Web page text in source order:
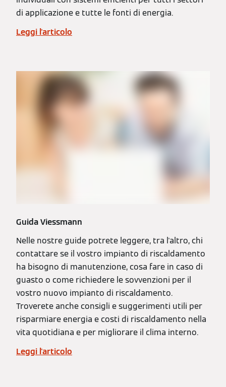
di applicazione e tutte le fonti di energia.
Leggi l'articolo
Guida Viessmann
Nelle nostre guide potrete leggere, tra l'altro, chi
contattare se il vostro impianto di riscaldamento
ha bisogno di manutenzione, cosa fare in caso di
guasto o come richiedere le sovvenzioni per il
vostro nuovo impianto di riscaldamento.
Troverete anche consigli e suggerimenti utili per
risparmiare energia e costi di riscaldamento nella
vita quotidiana e per migliorare il clima interno.
Leggi l'articolo